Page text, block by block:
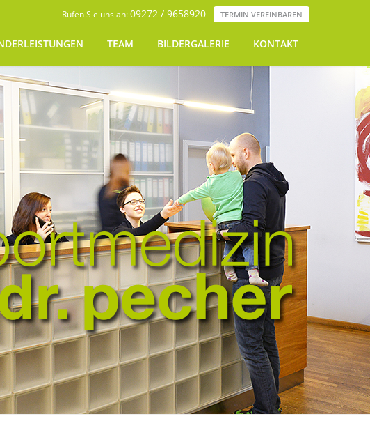
Rufen Sie uns an:09272 / 9658920 TERMIN VEREINBAREN
TEAM BILDERGALERIE KONTAKT